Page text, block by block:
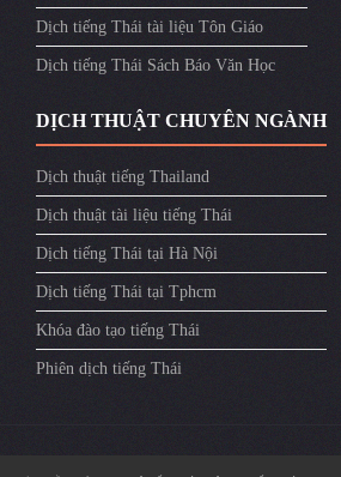
Dịch tiếng Thái tài liệu Tôn Giáo
Dịch tiếng Thái Sách Báo Văn Học
DỊCH THUẬT CHUYÊN NGÀNH
Dịch thuật tiếng Thailand
Dịch thuật tài liệu tiếng Thái
Dịch tiếng Thái tại Hà Nội
Dịch tiếng Thái tại Tphcm
Khóa đào tạo tiếng Thái
Phiên dịch tiếng Thái